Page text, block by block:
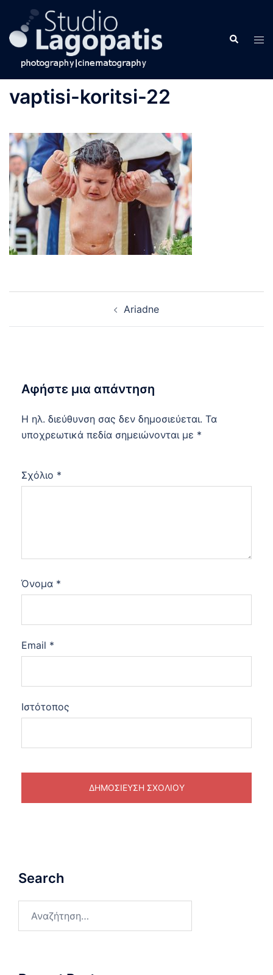
content
Search
vaptisi-koritsi-22
Ariadne
Αφήστε μια απάντηση
Η ηλ. διεύθυνση σας δεν δημοσιεύεται. Τα
υποχρεωτικά πεδία σημειώνονται με *
Σχόλιο *
Όνομα *
Email *
Ιστότοπος
Search